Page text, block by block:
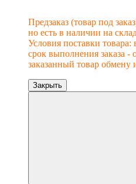
Предзаказ (товар под
но есть в наличии на
Условия поставки
срок выполнения заказа -
заказанный товар обмену
Закрыть